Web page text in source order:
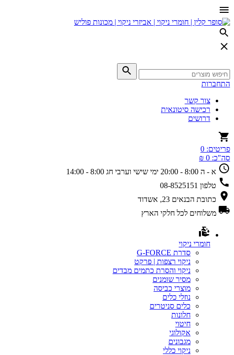
התחברות
צור קשר
רכישה סיטונאית
דרושים
פריטים: 0
סה"כ: 0 ₪
א - ה 8:00 - 20:00
ימי שישי וערבי חג 8:00 - 14:00
טלפון 08-8525151
כתובת הבנאים 23, אשדוד
משלוחים לכל חלקי הארץ
חומרי ניקוי
סדרת G-FORCE
ניקוי רצפות | פרקט
ניקוי והסרת כתמים מבדים
מסיר שומנים
מוצרי כביסה
נוזלי כלים
כלים סניטרים
חלונות
חיטוי
אקולוגי
מגבונים
ניקוי כללי